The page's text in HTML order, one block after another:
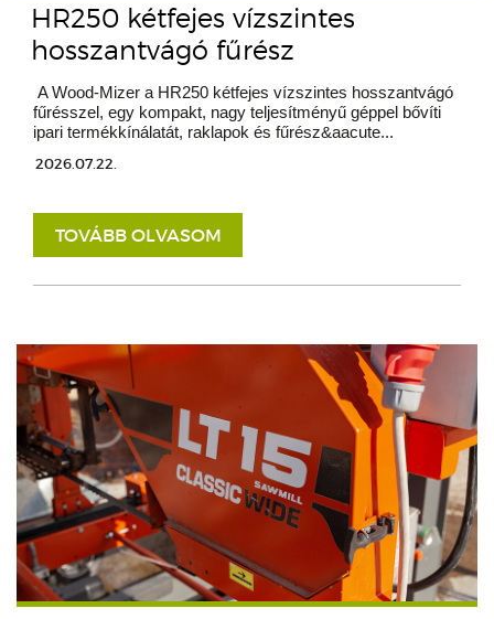
HR250 kétfejes vízszintes
hosszantvágó fűrész
A Wood-Mizer a HR250 kétfejes vízszintes hosszantvágó
fűrésszel, egy kompakt, nagy teljesítményű géppel bővíti
ipari termékkínálatát, raklapok és fűrész&aacute...
2026.07.22.
TOVÁBB OLVASOM